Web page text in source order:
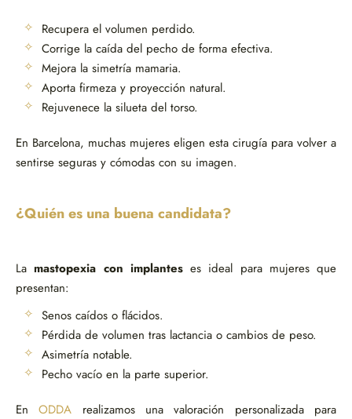
Recupera el volumen perdido.
Corrige la caída del pecho de forma efectiva.
Mejora la simetría mamaria.
Aporta firmeza y proyección natural.
Rejuvenece la silueta del torso.
En Barcelona, muchas mujeres eligen esta cirugía para volver a
sentirse seguras y cómodas con su imagen.
¿Quién es una buena candidata?
Lamastopexia con implanteses ideal para mujeres que
presentan:
Senos caídos o flácidos.
Pérdida de volumen tras lactancia o cambios de peso.
Asimetría notable.
Pecho vacío en la parte superior.
EnODDA realizamos una valoración personalizada para